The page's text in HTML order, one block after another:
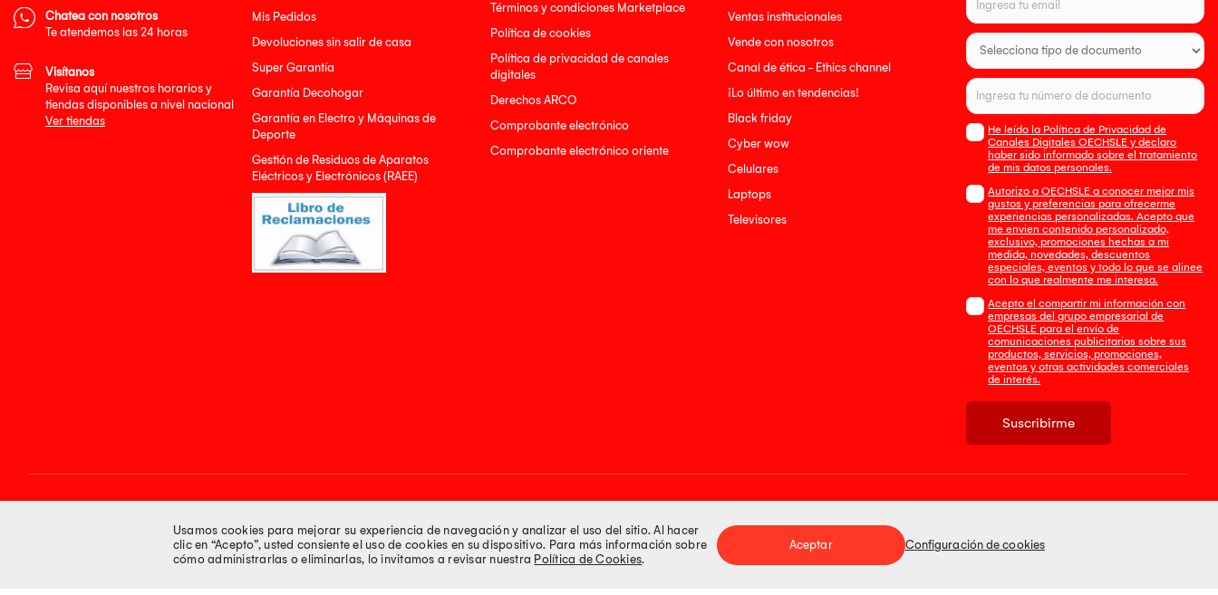
Mis Pedidos
Devoluciones sin salir de casa
Super Garantía
Garantía Decohogar
Garantía en Electro y Máquinas de
Deporte
Gestión de Residuos de Aparatos
Eléctricos y Electrónicos (RAEE)
Términos y condiciones Marketplace
Política de cookies
Política de privacidad de canales
digitales
Derechos ARCO
Comprobante electrónico
Comprobante electrónico oriente
Ventas institucionales
Vende con nosotros
Canal de ética - Ethics channel
¡Lo último en tendencias!
Black friday
Cyber wow
Celulares
Laptops
Televisores
He leído la Política de Privacidad de
Canales Digitales OECHSLE y declaro
haber sido informado sobre el tratamiento
de mis datos personales.
Autorizo a OECHSLE a conocer mejor mis
gustos y preferencias para ofrecerme
experiencias personalizadas. Acepto que
me envien contenido personalizado,
exclusivo, promociones hechas a mi
medida, novedades, descuentos
especiales, eventos y todo lo que se alinee
con lo que realmente me interesa.
Acepto el compartir mi información con
empresas del grupo empresarial de
OECHSLE para el envío de
comunicaciones publicitarias sobre sus
productos, servicios, promociones,
eventos y otras actividades comerciales
de interés.
Suscribirme
Chatea con nosotros
Te atendemos las 24 horas
Visítanos
Revisa aquí nuestros horarios y
tiendas disponibles a nivel nacional
Ver tiendas
Síguenos en Medios de pago Tienda 100% Segura
Usamos cookies para mejorar su experiencia de navegación y analizar el uso del sitio. Al hacer
clic en “Acepto”, usted consiente el uso de cookies en su dispositivo. Para más información sobre
cómo administrarlas o eliminarlas, lo invitamos a revisar nuestra Política de Cookies.
Aceptar Configuración de cookies